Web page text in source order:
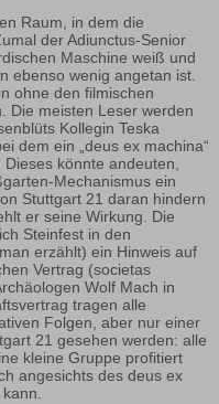
Raum, in dem die
der Adiunctus-Senior
Maschine weiß und
ebenso wenig angetan ist.
ohne den filmischen
Die meisten Leser werden
Kollegin Teska
dem ein „deus ex machina“
könnte andeuten,
Mechanismus ein
Stuttgart 21 daran hindern
er seine Wirkung. Die
Steinfest in den
erzählt) ein Hinweis auf
Vertrag (societas
Wolf Mach in
tragen alle
Folgen, aber nur einer
21 gesehen werden: alle
kleine Gruppe profitiert
angesichts des deus ex